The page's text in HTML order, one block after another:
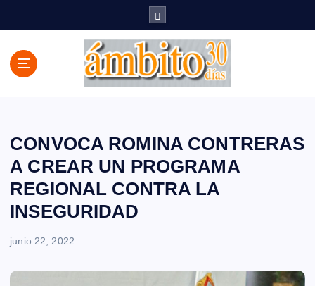
CONVOCA ROMINA CONTRERAS
A CREAR UN PROGRAMA
REGIONAL CONTRA LA
INSEGURIDAD
junio 22, 2022